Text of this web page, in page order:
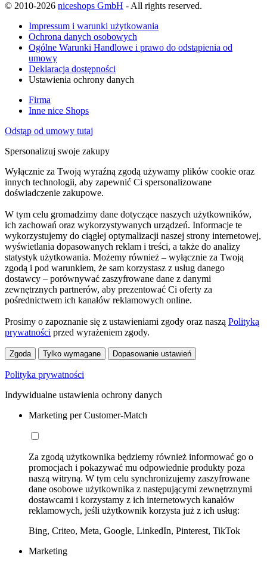
© 2010-2026 niceshops GmbH - All rights reserved.
Impressum i warunki użytkowania
Ochrona danych osobowych
Ogólne Warunki Handlowe i prawo do odstąpienia od
umowy
Deklaracja dostępności
Ustawienia ochrony danych
Firma
Inne nice Shops
Odstąp od umowy tutaj
Spersonalizuj swoje zakupy
Wyłącznie za Twoją wyraźną zgodą używamy plików cookie oraz
innych technologii, aby zapewnić Ci spersonalizowane
doświadczenie zakupowe.
W tym celu gromadzimy dane dotyczące naszych użytkowników,
ich zachowań oraz wykorzystywanych urządzeń. Informacje te
wykorzystujemy do ciągłej optymalizacji naszej strony internetowej,
wyświetlania dopasowanych reklam i treści, a także do analizy
statystyk użytkowania. Możemy również – wyłącznie za Twoją
zgodą i pod warunkiem, że sam korzystasz z usług danego
dostawcy – porównywać zaszyfrowane dane z danymi
zewnętrznych partnerów, aby prezentować Ci oferty za
pośrednictwem ich kanałów reklamowych online.
Prosimy o zapoznanie się z ustawieniami zgody oraz naszą Polityką
prywatności przed wyrażeniem zgody.
Zgoda Tylko wymagane Dopasowanie ustawień
Polityka prywatności
Indywidualne ustawienia ochrony danych
Marketing per Customer-Match
Za zgodą użytkownika będziemy również informować go o
promocjach i pokazywać mu odpowiednie produkty poza
naszą witryną. W tym celu synchronizujemy zaszyfrowane
dane osobowe użytkownika z następującymi zewnętrznymi
dostawcami i korzystamy z ich internetowych kanałów
reklamowych, jeśli użytkownik korzysta już z ich usług:
Bing, Criteo, Meta, Google, LinkedIn, Pinterest, TikTok
Marketing